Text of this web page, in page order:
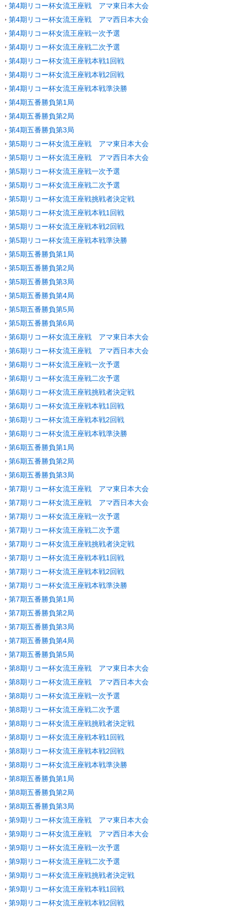
第4期リコー杯女流王座戦 アマ東日本大会
第4期リコー杯女流王座戦 アマ西日本大会
第4期リコー杯女流王座戦一次予選
第4期リコー杯女流王座戦二次予選
第4期リコー杯女流王座戦本戦1回戦
第4期リコー杯女流王座戦本戦2回戦
第4期リコー杯女流王座戦本戦準決勝
第4期五番勝負第1局
第4期五番勝負第2局
第4期五番勝負第3局
第5期リコー杯女流王座戦 アマ東日本大会
第5期リコー杯女流王座戦 アマ西日本大会
第5期リコー杯女流王座戦一次予選
第5期リコー杯女流王座戦二次予選
第5期リコー杯女流王座戦挑戦者決定戦
第5期リコー杯女流王座戦本戦1回戦
第5期リコー杯女流王座戦本戦2回戦
第5期リコー杯女流王座戦本戦準決勝
第5期五番勝負第1局
第5期五番勝負第2局
第5期五番勝負第3局
第5期五番勝負第4局
第5期五番勝負第5局
第5期五番勝負第6局
第6期リコー杯女流王座戦 アマ東日本大会
第6期リコー杯女流王座戦 アマ西日本大会
第6期リコー杯女流王座戦一次予選
第6期リコー杯女流王座戦二次予選
第6期リコー杯女流王座戦挑戦者決定戦
第6期リコー杯女流王座戦本戦1回戦
第6期リコー杯女流王座戦本戦2回戦
第6期リコー杯女流王座戦本戦準決勝
第6期五番勝負第1局
第6期五番勝負第2局
第6期五番勝負第3局
第7期リコー杯女流王座戦 アマ東日本大会
第7期リコー杯女流王座戦 アマ西日本大会
第7期リコー杯女流王座戦一次予選
第7期リコー杯女流王座戦二次予選
第7期リコー杯女流王座戦挑戦者決定戦
第7期リコー杯女流王座戦本戦1回戦
第7期リコー杯女流王座戦本戦2回戦
第7期リコー杯女流王座戦本戦準決勝
第7期五番勝負第1局
第7期五番勝負第2局
第7期五番勝負第3局
第7期五番勝負第4局
第7期五番勝負第5局
第8期リコー杯女流王座戦 アマ東日本大会
第8期リコー杯女流王座戦 アマ西日本大会
第8期リコー杯女流王座戦一次予選
第8期リコー杯女流王座戦二次予選
第8期リコー杯女流王座戦挑戦者決定戦
第8期リコー杯女流王座戦本戦1回戦
第8期リコー杯女流王座戦本戦2回戦
第8期リコー杯女流王座戦本戦準決勝
第8期五番勝負第1局
第8期五番勝負第2局
第8期五番勝負第3局
第9期リコー杯女流王座戦 アマ東日本大会
第9期リコー杯女流王座戦 アマ西日本大会
第9期リコー杯女流王座戦一次予選
第9期リコー杯女流王座戦二次予選
第9期リコー杯女流王座戦挑戦者決定戦
第9期リコー杯女流王座戦本戦1回戦
第9期リコー杯女流王座戦本戦2回戦